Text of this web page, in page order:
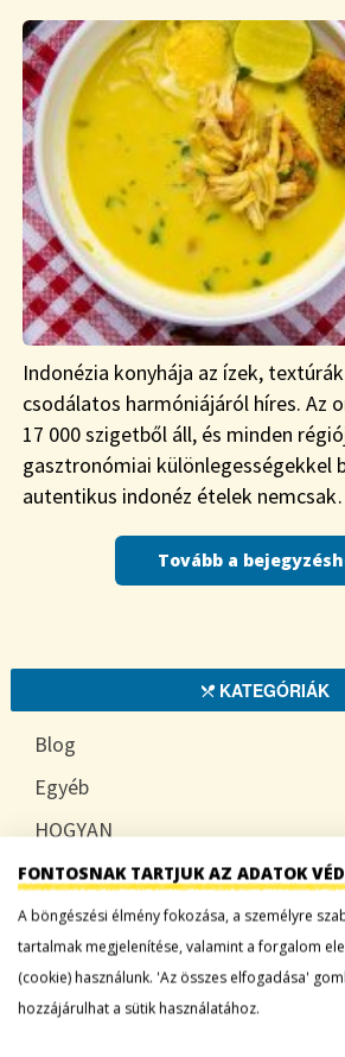
Indonézia konyhája az ízek,
csodálatos harmóniájáról híres. Az
17 000 szigetből áll, és minden
gasztronómiai különlegességekkel
autentikus indonéz ételek
Tovább a
KATEGÓRIÁK
Blog
Egyéb
HOGYAN
TUDATOSAN
LEGFRISSEBB
FONTOSNAK TARTJUK AZ ADATOK
A böngészési élmény fokozása, a személyre
tartalmak megjelenítése, valamint a forgalom
(cookie) használunk. 'Az összes elfogadása'
hozzájárulhat a sütik használatához.